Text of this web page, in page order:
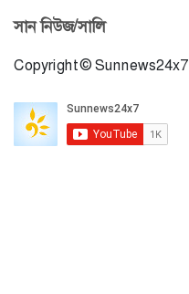
সান নিউজ/সালি
Copyright © Sunnews24x7